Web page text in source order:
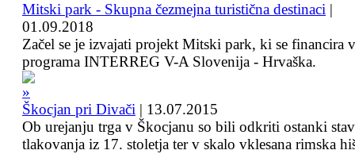
Mitski park - Skupna čezmejna turistična destinaci |
01.09.2018
Začel se je izvajati projekt Mitski park, ki se financira
programa INTERREG V-A Slovenija - Hrvaška.
Škocjan pri Divači | 13.07.2015
Ob urejanju trga v Škocjanu so bili odkriti ostanki
tlakovanja iz 17. stoletja ter v skalo vklesana rimska